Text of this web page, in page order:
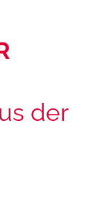
der